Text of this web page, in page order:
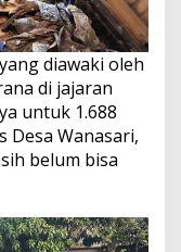
diawaki oleh
di jajaran
untuk 1.688
Desa Wanasari,
belum bisa